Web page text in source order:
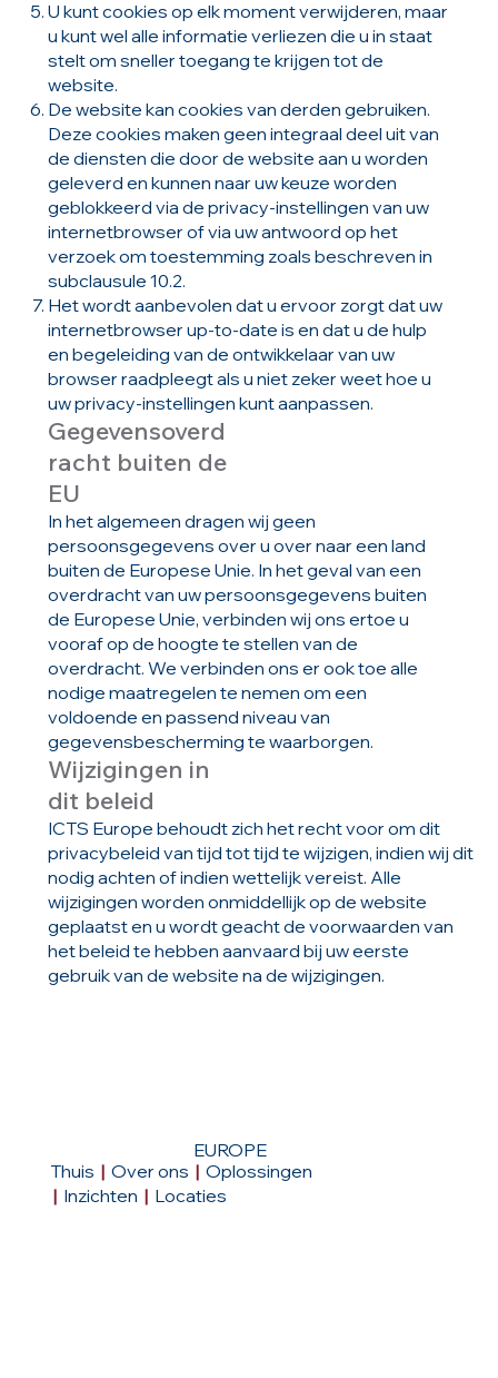
U kunt cookies op elk moment verwijderen, maar
u kunt wel alle informatie verliezen die u in staat
stelt om sneller toegang te krijgen tot de
website.
De website kan cookies van derden gebruiken.
Deze cookies maken geen integraal deel uit van
de diensten die door de website aan u worden
geleverd en kunnen naar uw keuze worden
geblokkeerd via de privacy-instellingen van uw
internetbrowser of via uw antwoord op het
verzoek om toestemming zoals beschreven in
subclausule 10.2.
Het wordt aanbevolen dat u ervoor zorgt dat uw
internetbrowser up-to-date is en dat u de hulp
en begeleiding van de ontwikkelaar van uw
browser raadpleegt als u niet zeker weet hoe u
uw privacy-instellingen kunt aanpassen.
Gegevensoverd
racht buiten de
EU
In het algemeen dragen wij geen
persoonsgegevens over u over naar een land
buiten de Europese Unie. In het geval van een
overdracht van uw persoonsgegevens buiten
de Europese Unie, verbinden wij ons ertoe u
vooraf op de hoogte te stellen van de
overdracht. We verbinden ons er ook toe alle
nodige maatregelen te nemen om een
voldoende en passend niveau van
gegevensbescherming te waarborgen.
Wijzigingen in
dit beleid
ICTS Europe behoudt zich het recht voor om dit
privacybeleid van tijd tot tijd te wijzigen, indien wij dit
nodig achten of indien wettelijk vereist. Alle
wijzigingen worden onmiddellijk op de website
geplaatst en u wordt geacht de voorwaarden van
het beleid te hebben aanvaard bij uw eerste
gebruik van de website na de wijzigingen.
EUROPE
Thuis | Over ons | Oplossingen
| Inzichten | Locaties